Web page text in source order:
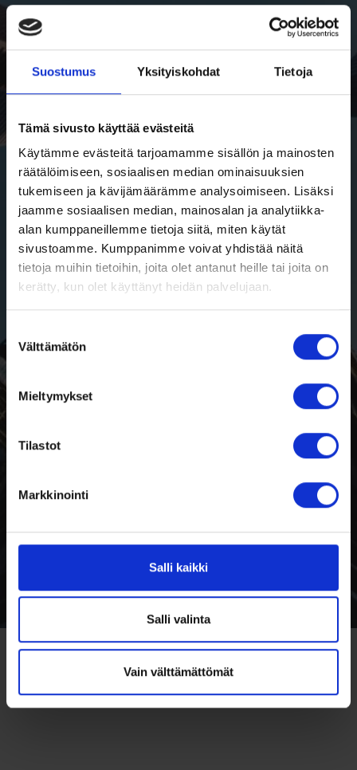
Suostumus Yksityiskohdat Tietoja
Tämä sivusto käyttää evästeitä
Käytämme evästeitä tarjoamamme sisällön ja mainosten
räätälöimiseen, sosiaalisen median ominaisuuksien
tukemiseen ja kävijämäärämme analysoimiseen. Lisäksi
jaamme sosiaalisen median, mainosalan ja analytiikka-
alan kumppaneillemme tietoja siitä, miten käytät
sivustoamme. Kumppanimme voivat yhdistää näitä
tietoja muihin tietoihin, joita olet antanut heille tai joita on
kerätty, kun olet käyttänyt heidän palvelujaan.
valinta
Välttämätön
Mieltymykset
Tilastot
Markkinointi
Salli kaikki
Salli valinta
Vain välttämättömät